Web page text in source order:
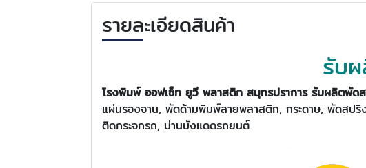
รายละเอียดสินค้า
รับ
โรงพิมพ์ ออฟเซ็ท ยูวี พลาสติก สมุทรปราการ รับผลิตพัด
แผ่นรองจาน, พัดด้ามพิมพ์ลายพลาสติก, กระดาษ, พัดสป
ติดกระจกรถ, ม่านบังแดดรถยนต์